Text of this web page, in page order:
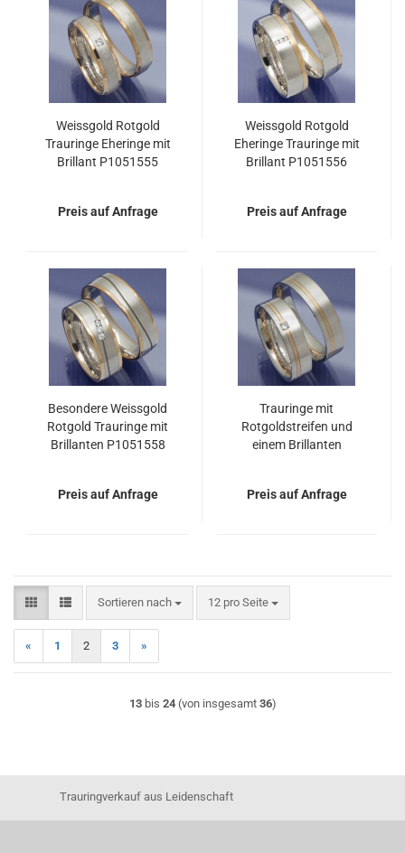
Weissgold Rotgold
Trauringe Eheringe mit
Brillant P1051555
Preis auf Anfrage
Weissgold Rotgold
Eheringe Trauringe mit
Brillant P1051556
Preis auf Anfrage
Besondere Weissgold
Rotgold Trauringe mit
Brillanten P1051558
Preis auf Anfrage
Trauringe mit
Rotgoldstreifen und
einem Brillanten
Preis auf Anfrage
Sortieren nach
Sortieren nach 12 pro Seite
pro Seite
« 1 2 3 »
13bis 24(von insgesamt 36)
Trauringverkauf aus Leidenschaft